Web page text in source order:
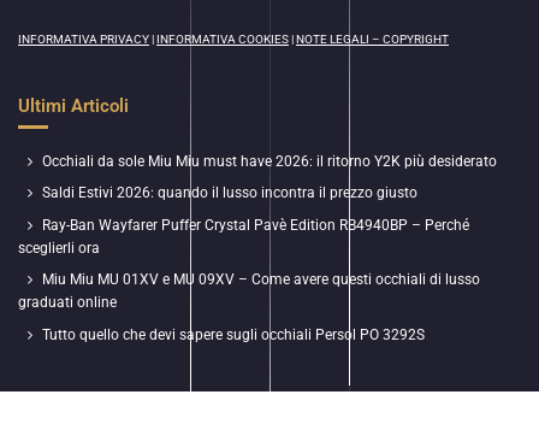
INFORMATIVA PRIVACY|INFORMATIVA COOKIES|NOTE LEGALI – COPYRIGHT
Ultimi Articoli
Occhiali da sole Miu Miu must have 2026: il ritorno Y2K più desiderato
Saldi Estivi 2026: quando il lusso incontra il prezzo giusto
Ray-Ban Wayfarer Puffer Crystal Pavè Edition RB4940BP – Perché
sceglierli ora
Miu Miu MU 01XV e MU 09XV – Come avere questi occhiali di lusso
graduati online
Tutto quello che devi sapere sugli occhiali Persol PO 3292S